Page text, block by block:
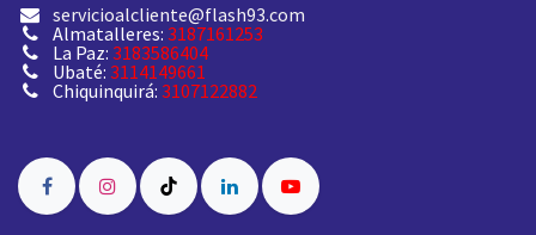
servicioalcliente@flash93.com
Almatalleres: 3187161253
La Paz: 3183586404
Ubaté: 3114149661
Chiquinquirá: 3107122882